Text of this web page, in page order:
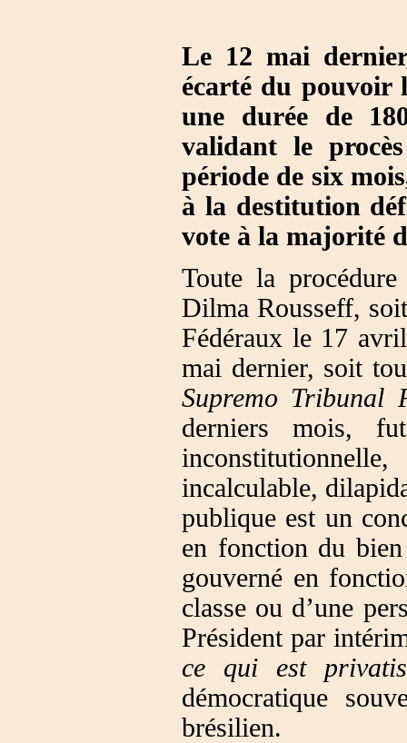
Le 12 mai
écarté du pouvoir
une durée de
validant le
période de six
à la destitution
vote à la majorité
Toute la
Dilma Rousseff,
Fédéraux le 17
mai dernier, soit
Supremo Tribunal
derniers mois,
incalculable,
publique est un
en fonction du
gouverné en
classe ou d’une
Président par
ce qui est
démocratique
brésilien.